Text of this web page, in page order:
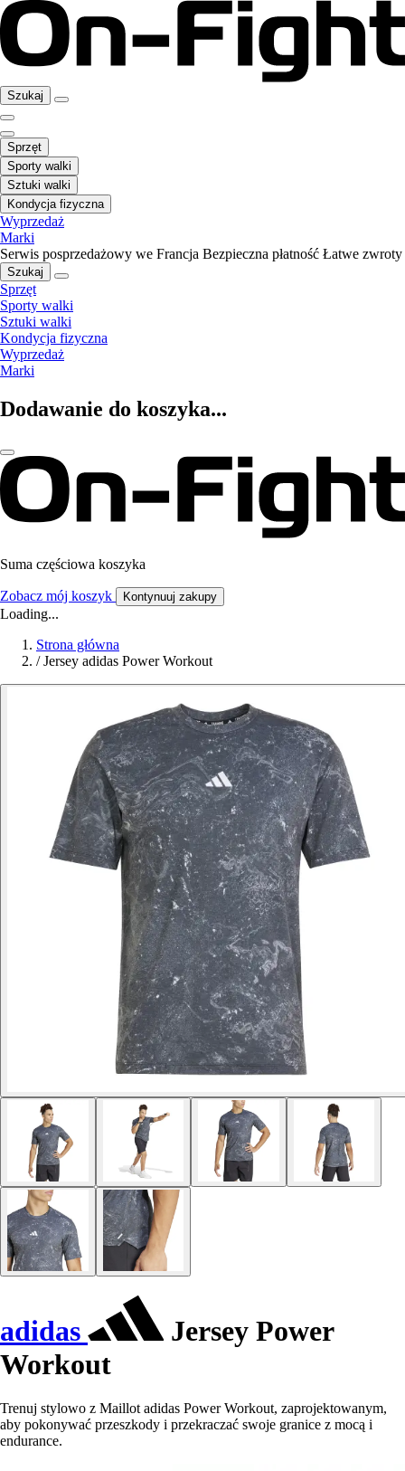
Szukaj
Sprzęt
Sporty walki
Sztuki walki
Kondycja fizyczna
Wyprzedaż
Marki
Serwis posprzedażowy we Francja Bezpieczna płatność Łatwe zwroty
Szukaj
Sprzęt
Sporty walki
Sztuki walki
Kondycja fizyczna
Wyprzedaż
Marki
Dodawanie do koszyka...
Suma częściowa koszyka
Zobacz mój koszyk Kontynuuj zakupy
Loading...
Strona główna
/ Jersey adidas Power Workout
adidas
Jersey Power
Workout
Trenuj stylowo z Maillot adidas Power Workout, zaprojektowanym,
aby pokonywać przeszkody i przekraczać swoje granice z mocą i
endurance.